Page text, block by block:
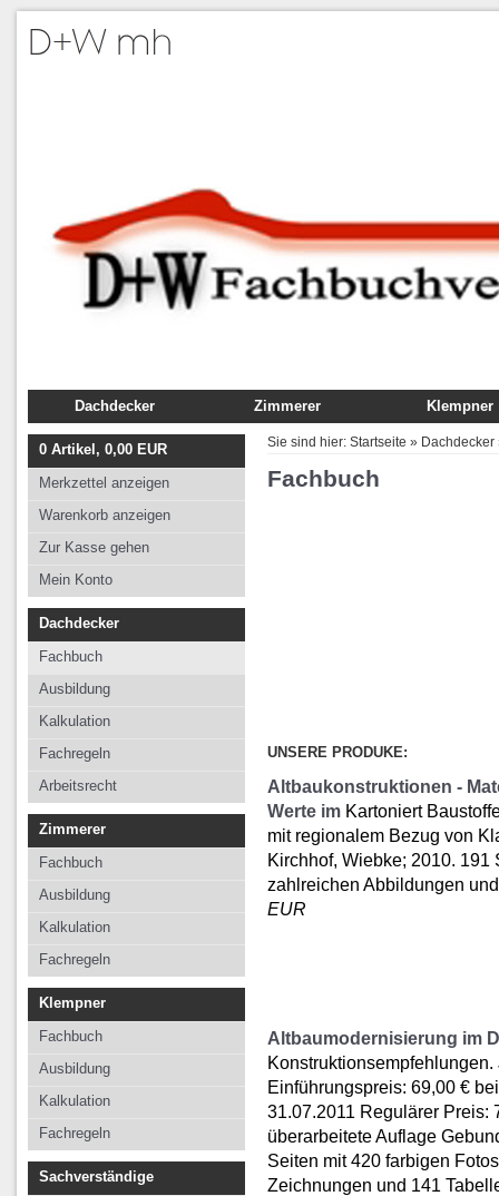
Dachdecker
Fachbuch
Ausbildung
Kalkulation
Fachregeln
Arbeitsrecht
Zimmerer
Fachbuch
Ausbildung
Klempner
Fachbuch
0 Artikel, 0,00 EUR
Merkzettel anzeigen
Warenkorb anzeigen
Zur Kasse gehen
Mein Konto
Dachdecker
Fachbuch
Ausbildung
Kalkulation
Fachregeln
Arbeitsrecht
Zimmerer
Fachbuch
Ausbildung
Kalkulation
Fachregeln
Klempner
Fachbuch
Ausbildung
Kalkulation
Fachregeln
Sachverständige
Sie sind hier: Startseite » Dachdecker
Fachbuch
UNSERE PRODUKE:
Altbaukonstruktionen -
Werte im Kartoniert
mit regionalem Bezug von
Kirchhof, Wiebke; 2010. 191
zahlreichen Abbildungen
EUR
Altbaumodernisierung im
Einführungspreis: 69,00 €
31.07.2011 Regulärer Preis:
überarbeitete Auflage
Seiten mit 420 farbigen
Zeichnungen und 141